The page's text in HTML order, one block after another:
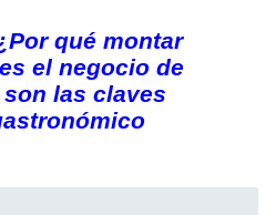
qué montar
el negocio de
las claves